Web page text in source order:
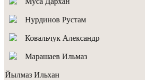
Нурдинов Рустам
Ковальчук Александр
Марашаев Ильмаз
Йылмаз Ильхан